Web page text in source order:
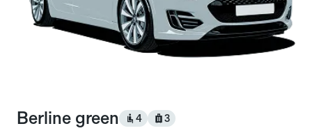
Berline green 4 3